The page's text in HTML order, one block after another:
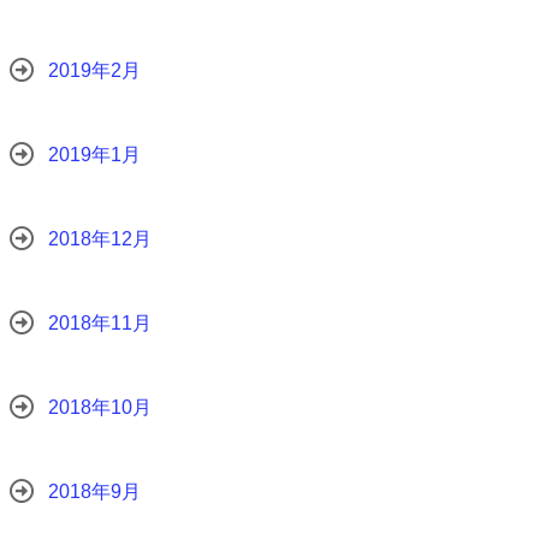
2019年2月
2019年1月
2018年12月
2018年11月
2018年10月
2018年9月